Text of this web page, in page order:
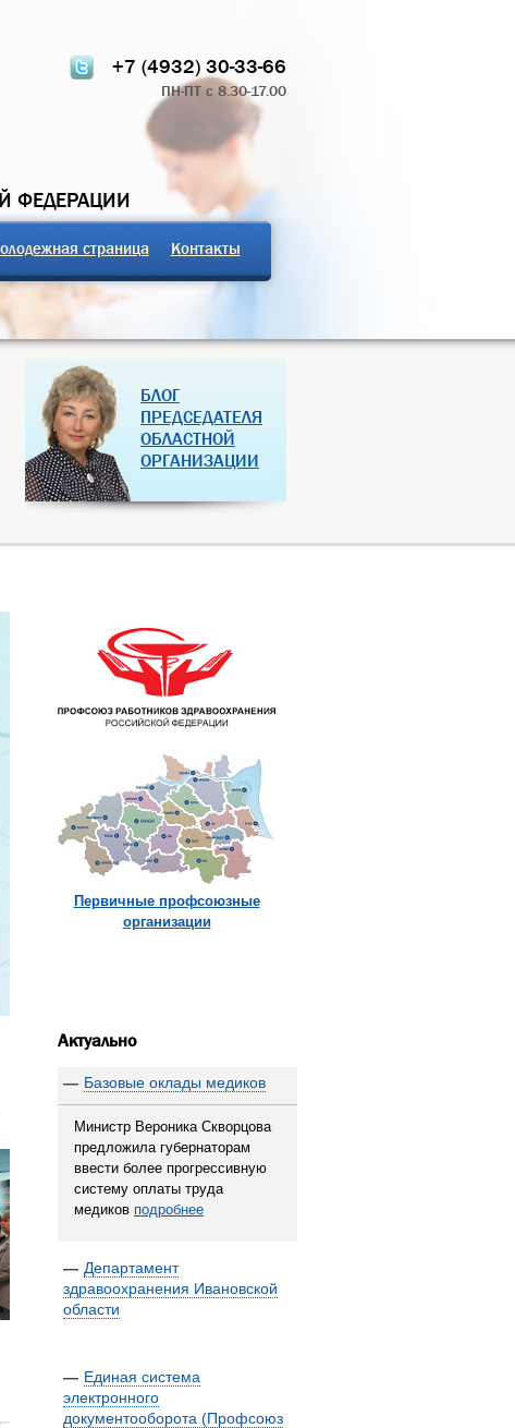
+7 (4932) 30-33-66
ПН-ПТ с 8.30-17.00
ФЕДЕРАЦИИ
страница Контакты
ОТЧЁТ О РАБОТЕ
КОМИТЕТА 2024
07 Дек 2018
РОССИЙСКОЙ ФЕДЕРАЦИИ
БЛОГ
ПРЕДСЕДАТЕЛЯ
ОБЛАСТНОЙ
ОРГАНИЗАЦИИ
Первичные профсоюзные
организации
Актуально
— Базовые оклады медиков
Министр Вероника Скворцова
предложила губернаторам
ввести более прогрессивную
систему оплаты труда
медиков подробнее
— Департамент
здравоохранения Ивановской
области
— Единая система
электронного
документооборота (Профсоюз